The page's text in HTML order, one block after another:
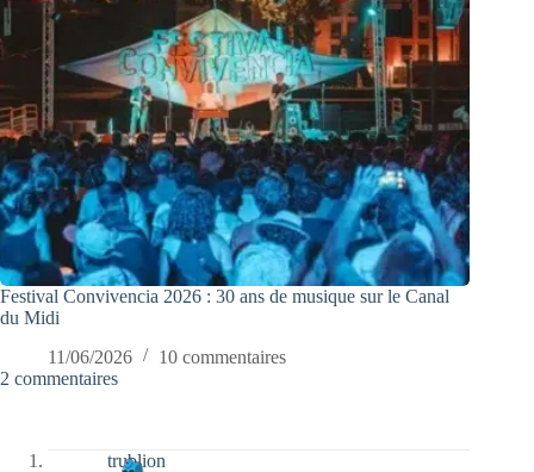
Festival Convivencia 2026 : 30 ans de musique sur le Canal
du Midi
11/06/2026
10 commentaires
2 commentaires
trublion